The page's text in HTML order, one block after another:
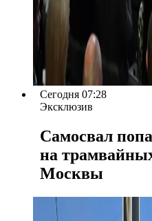
Сегодня 07:28
Эксклюзив
Самосвал
на
Москвы